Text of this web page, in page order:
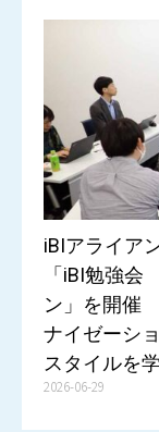
iBIアライア
「iBI勉強
ン」を開催
ナイゼーシ
スタイルを
2026-06-29